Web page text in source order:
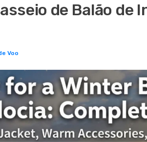
de Balão de
Voo